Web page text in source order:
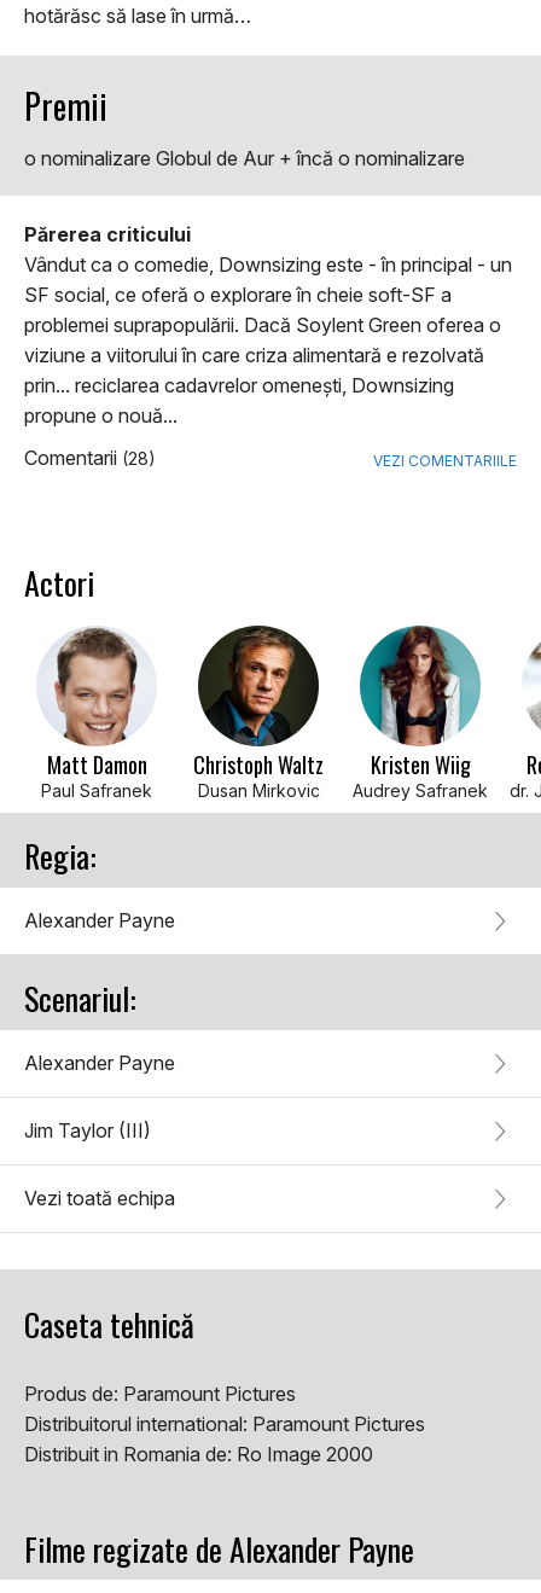
hotărăsc să lase în urmă…
Premii
o nominalizare Globul de Aur + încă o nominalizare
Părerea criticului
Vândut ca o comedie, Downsizing este - în principal - un
SF social, ce oferă o explorare în cheie soft-SF a
problemei suprapopulării. Dacă Soylent Green oferea o
viziune a viitorului în care criza alimentară e rezolvată
prin... reciclarea cadavrelor omeneşti, Downsizing
propune o nouă...
Comentarii (28) VEZI COMENTARIILE
Actori
Matt Damon
Paul Safranek
Christoph Waltz
Dusan Mirkovic
Kristen Wiig
Audrey Safranek
Regia:
Alexander Payne
Scenariul:
Alexander Payne
Jim Taylor (III)
Vezi toată echipa
Caseta tehnică
Produs de: Paramount Pictures
Distribuitorul international: Paramount Pictures
Distribuit in Romania de: Ro Image 2000
Filme regizate de Alexander Payne